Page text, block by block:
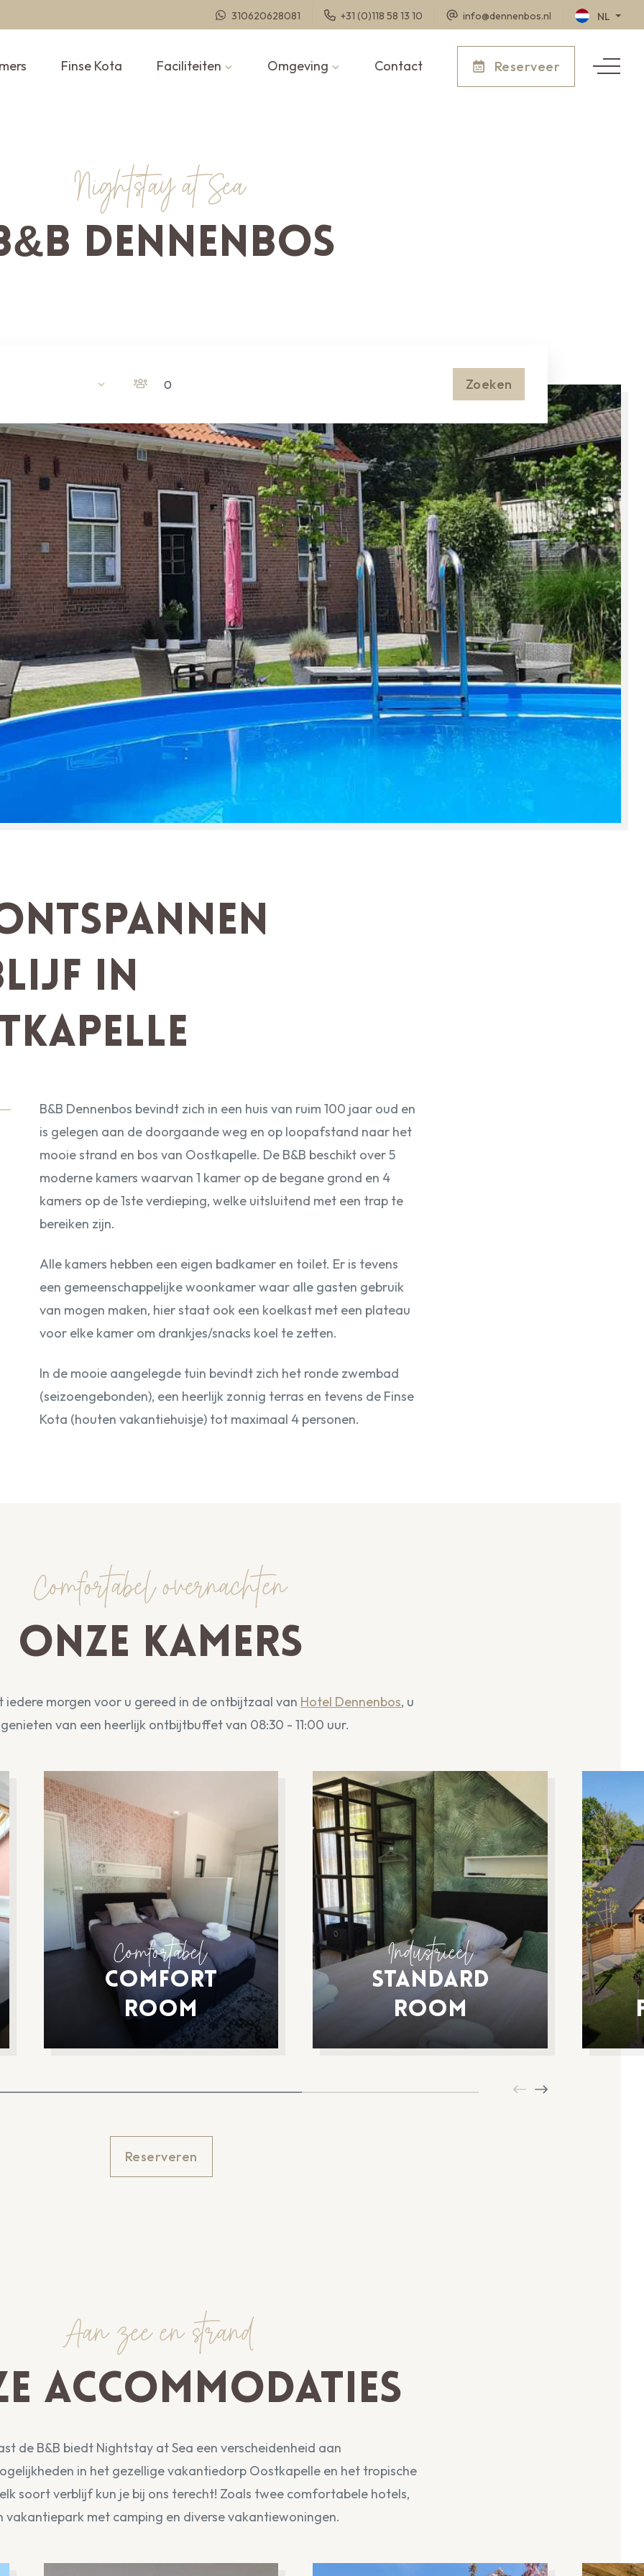
310620628081 +31 (0)118 58 13 10 info@dennenbos.nl NL
Finse Kota Faciliteiten Omgeving Contact Reserveer
Nightstay at Sea
Dennenbos
Zoeken
in
B&B Dennenbos bevindt zich in een huis van ruim 100 jaar oud en
is gelegen aan de doorgaande weg en op loopafstand naar het
mooie strand en bos van Oostkapelle. De B&B beschikt over 5
moderne kamers waarvan 1 kamer op de begane grond en 4
kamers op de 1ste verdieping, welke uitsluitend met een trap te
bereiken zijn.
Alle kamers hebben een eigen badkamer en toilet. Er is tevens
een gemeenschappelijke woonkamer waar alle gasten gebruik
van mogen maken, hier staat ook een koelkast met een plateau
voor elke kamer om drankjes/snacks koel te zetten.
In de mooie aangelegde tuin bevindt zich het ronde zwembad
(seizoengebonden), een heerlijk zonnig terras en tevens de Finse
Kota (houten vakantiehuisje) tot maximaal 4 personen.
Comfortabel overnachten
Onze kamers
morgen voor u gereed in de ontbijtzaal van Hotel Dennenbos, u
van een heerlijk ontbijtbuffet van 08:30 - 11:00 uur.
Comfortabel
Comfort
Room
Industrieel
Standard
Room
Reserveren
Aan zee en strand
accommodaties
de B&B biedt Nightstay at Sea een verscheidenheid aan
in het gezellige vakantiedorp Oostkapelle en het tropische
soort verblijf kun je bij ons terecht! Zoals twee comfortabele hotels,
vakantiepark met camping en diverse vakantiewoningen.